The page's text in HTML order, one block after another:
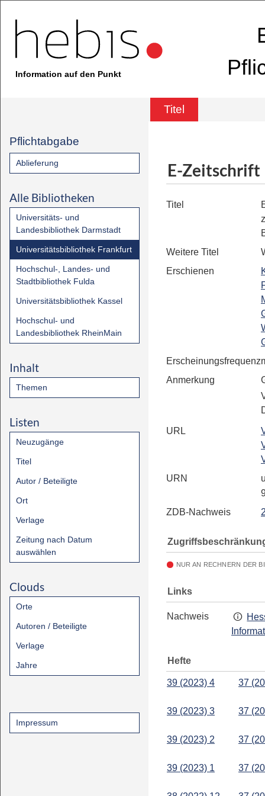
Information auf den Punkt
Titel
Pflichtabgabe
Ablieferung
Alle Bibliotheken
Universitäts- und
Landesbibliothek Darmstadt
Universitätsbibliothek Frankfurt
Hochschul-, Landes- und
Stadtbibliothek Fulda
Universitätsbibliothek Kassel
Hochschul- und
Landesbibliothek RheinMain
Inhalt
Themen
Listen
Neuzugänge
Titel
Autor / Beteiligte
Ort
Verlage
Zeitung nach Datum
auswählen
Clouds
Orte
Autoren / Beteiligte
Verlage
Jahre
Impressum
E-Zeitschrift
Titel
Weitere Titel
Erschienen
Erscheinungsfrequenz
Anmerkung
URL
URN
ZDB-Nachweis
NUR AN RECHNERN DER
Links
Nachweis
Hefte
39 (2023) 4
39 (2023) 3
39 (2023) 2
39 (2023) 1
37
37
37
37